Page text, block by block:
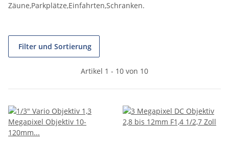
Zäune,Parkplätze,Einfahrten,Schranken.
Filter und Sortierung
Artikel 1 - 10 von 10